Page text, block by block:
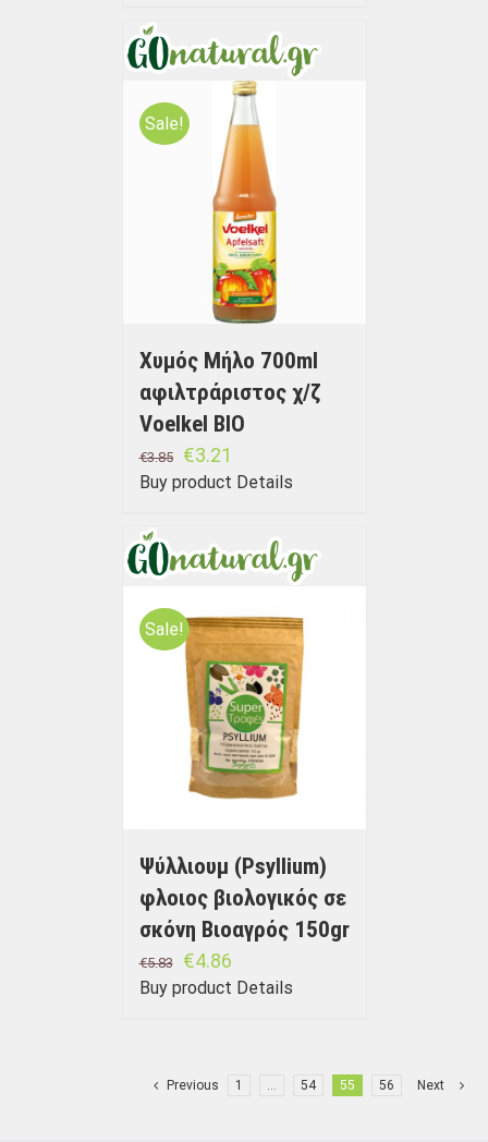
Sale!
Χυμός Μήλο 700ml
αφιλτράριστος χ/ζ
Voelkel BIO
€3.85 €3.21
Buy product Details
Sale!
Ψύλλιουμ (Psyllium)
φλοιος βιολογικός σε
σκόνη Βιοαγρός 150gr
€5.83 €4.86
Buy product Details
Previous 1 … 54 55 56 Next